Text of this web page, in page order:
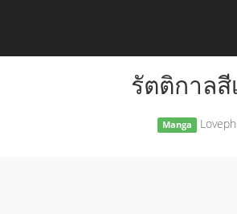
รัตติกาลสี
Manga